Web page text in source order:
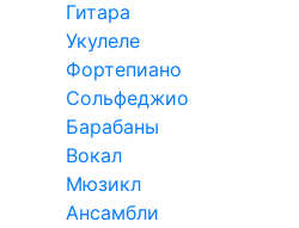
Гитара
Укулеле
Фортепиано
Сольфеджио
Барабаны
Вокал
Мюзикл
Ансамбли